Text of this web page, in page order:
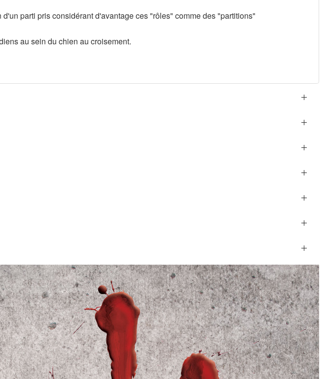
parti pris considérant d'avantage ces "rôles" comme des "partitions"
au sein du chien au croisement.